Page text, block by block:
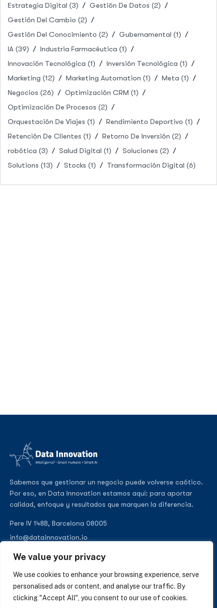
We value your privacy
We use cookies to enhance your browsing experience, serve
personalised ads or content, and analyse our traffic. By
clicking "Accept All", you consent to our use of cookies.
Estrategia Digital (3) Gestión De Datos (2)
Gestión Del Cambio (2)
Gestión Del Conocimiento (2) Gubernamental (1)
IA (39) Industria Farmacéutica (1)
Innovación Tecnológica (1) Inversión Tecnológica (1)
Marketing (12) Marketing Automation (1) Meta (1)
Negocios (26) Optimización CRM (1)
Optimización De Procesos (2)
Orquestación De Viajes (1) Rendimiento Deportivo (1)
Retención De Clientes (1) Retorno De Inversión (2)
robótica (3) Salud Digital (1) Soluciones (2)
Solutions (13) Stocks (1) Transformación Digital (6)
Sabemos que gestionar un negocio puede volverse caótico.
Por eso, en Data Innovation estamos aquí: para aportar
calidad, enfoque y resultados que marquen la diferencia.
Pere IV 148B, Barcelona 08005
info@datainnovation.io